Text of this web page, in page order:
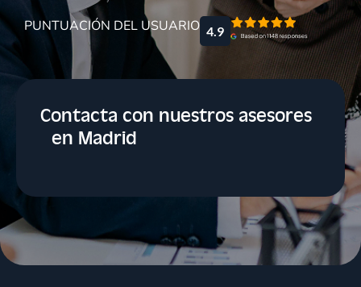
PUNTUACIÓN DEL USUARIO 4.9
Contacta con nuestros asesores
en Madrid